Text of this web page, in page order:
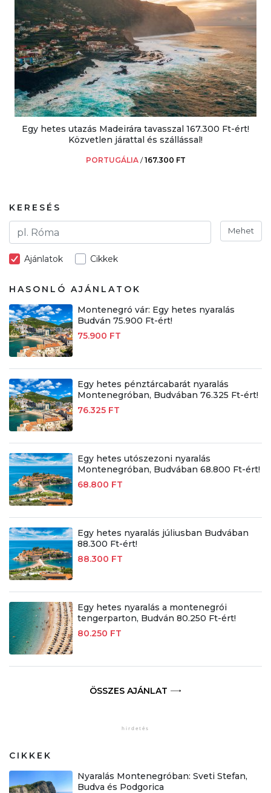
Egy hetes utazás Madeirára tavasszal 167.300 Ft-ért!
Közvetlen járattal és szállással!
PORTUGÁLIA /167.300 FT
KERESÉS
Mehet
Ajánlatok Cikkek
HASONLÓ AJÁNLATOK
Montenegró vár: Egy hetes nyaralás
Budván 75.900 Ft-ért!
75.900 FT
Egy hetes pénztárcabarát nyaralás
Montenegróban, Budvában 76.325 Ft-ért!
76.325 FT
Egy hetes utószezoni nyaralás
Montenegróban, Budvában 68.800 Ft-ért!
68.800 FT
Egy hetes nyaralás júliusban Budvában
88.300 Ft-ért!
88.300 FT
Egy hetes nyaralás a montenegrói
tengerparton, Budván 80.250 Ft-ért!
80.250 FT
ÖSSZES AJÁNLAT
CIKKEK
Nyaralás Montenegróban: Sveti Stefan,
Budva és Podgorica